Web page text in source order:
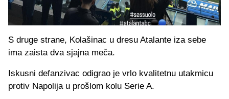
S druge strane, Kolašinac u dresu Atalante iza sebe
ima zaista dva sjajna meča.
Iskusni defanzivac odigrao je vrlo kvalitetnu utakmicu
protiv Napolija u prošlom kolu Serie A.